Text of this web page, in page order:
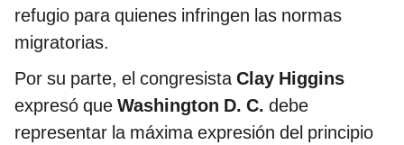
refugio para quienes infringen las normas
migratorias.
Por su parte, el congresistaClay Higgins
expresó que Washington D. C. debe
representar la máxima expresión del principio